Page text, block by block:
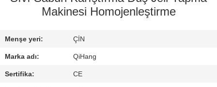
KALITE
BIZE
ULAŞIN
Makinesi Homojenleştirme
Menşe yeri: ÇİN
Marka adı: QiHang
Sertifika: CE